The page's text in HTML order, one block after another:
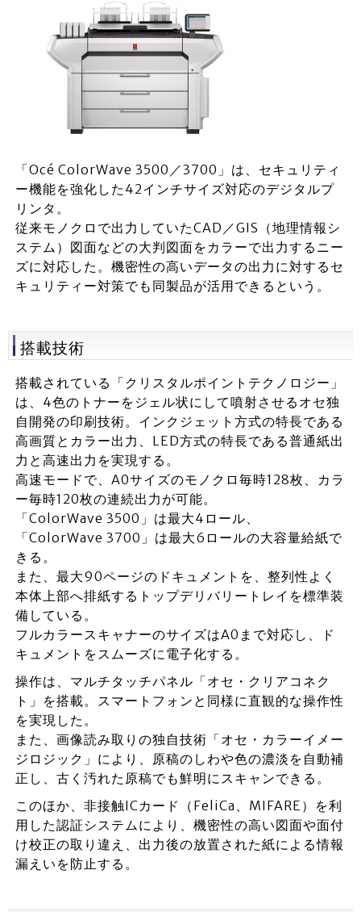
「Océ ColorWave 3500／3700」は、セキュリティ
ー機能を強化した42インチサイズ対応のデジタルプ
リンタ。
従来モノクロで出力していたCAD／GIS（地理情報シ
ステム）図面などの大判図面をカラーで出力するニー
ズに対応した。機密性の高いデータの出力に対するセ
キュリティー対策でも同製品が活用できるという。
搭載技術
搭載されている「クリスタルポイントテクノロジー」
は、4色のトナーをジェル状にして噴射させるオセ独
自開発の印刷技術。インクジェット方式の特長である
高画質とカラー出力、LED方式の特長である普通紙出
力と高速出力を実現する。
高速モードで、A0サイズのモノクロ毎時128枚、カラ
ー毎時120枚の連続出力が可能。
「ColorWave 3500」は最大4ロール、
「ColorWave 3700」は最大6ロールの大容量給紙で
きる。
また、最大90ページのドキュメントを、整列性よく
本体上部へ排紙するトップデリバリートレイを標準装
備している。
フルカラースキャナーのサイズはA0まで対応し、ド
キュメントをスムーズに電子化する。
操作は、マルチタッチパネル「オセ・クリアコネク
ト」を搭載。スマートフォンと同様に直観的な操作性
を実現した。
また、画像読み取りの独自技術「オセ・カラーイメー
ジロジック」により、原稿のしわや色の濃淡を自動補
正し、古く汚れた原稿でも鮮明にスキャンできる。
このほか、非接触ICカード（FeliCa、MIFARE）を利
用した認証システムにより、機密性の高い図面や面付
け校正の取り違え、出力後の放置された紙による情報
漏えいを防止する。